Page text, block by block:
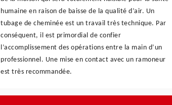
humaine en raison de baisse de la qualité d’air. Un
tubage de cheminée est un travail très technique. Par
conséquent, il est primordial de confier
l’accomplissement des opérations entre la main d’un
professionnel. Une mise en contact avec un ramoneur
est très recommandée.